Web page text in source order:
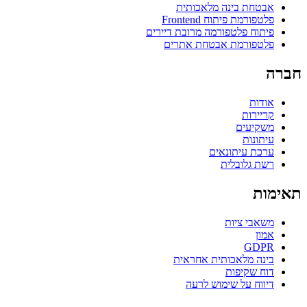
אבטחת בינה מלאכותית
פלטפורמת פיתוח Frontend
פיתוח פלטפורמה מרובת דיירים
פלטפורמת אבטחת אתרים
חברה
אודות
קריירות
משקיעים
עיתונות
ערכת עיתונאים
רשת גלובלית
תאימות
משאבי ציות
אמון
GDPR
בינה מלאכותית אחראית
דוח שקיפות
דיווח על שימוש לרעה